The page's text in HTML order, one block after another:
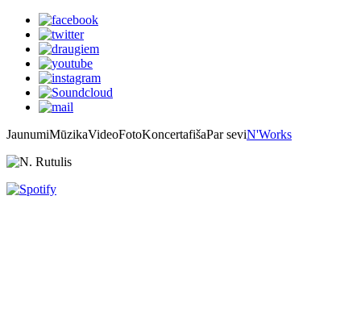
JaunumiMūzikaVideoFotoKoncertafišaPar seviN'Works